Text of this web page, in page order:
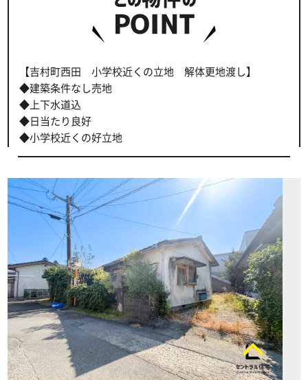
【吉村町西田 小学校近くの立地 解体更地渡し】
◆建築条件なし売地
◆上下水道込
◆日当たり良好
◆小学校近くの好立地